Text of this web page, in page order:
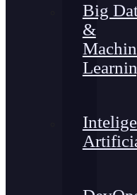
Big
&